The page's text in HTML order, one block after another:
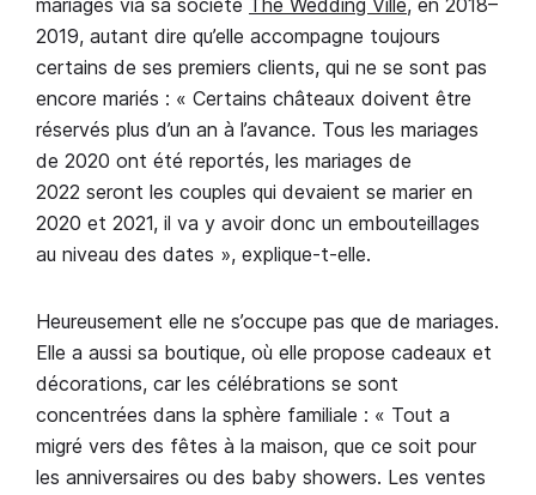
mariages via sa société The Wedding Ville, en 2018–
2019, autant dire qu’elle accompagne toujours
certains de ses premiers clients, qui ne se sont pas
encore mariés : « Certains châteaux doivent être
réservés plus d’un an à l’avance. Tous les mariages
de 2020 ont été reportés, les mariages de
2022 seront les couples qui devaient se marier en
2020 et 2021, il va y avoir donc un embouteillages
au niveau des dates », explique-t-elle.
Heureusement elle ne s’occupe pas que de mariages.
Elle a aussi sa boutique, où elle propose cadeaux et
décorations, car les célébrations se sont
concentrées dans la sphère familiale : « Tout a
migré vers des fêtes à la maison, que ce soit pour
les anniversaires ou des baby showers. Les ventes